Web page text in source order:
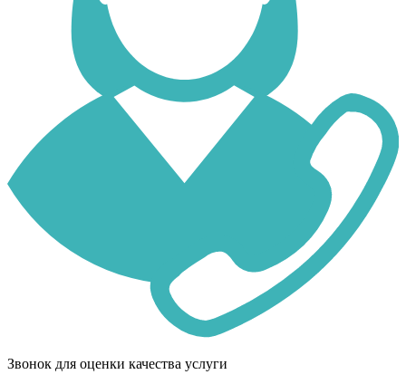
Звонок для оценки качества услуги